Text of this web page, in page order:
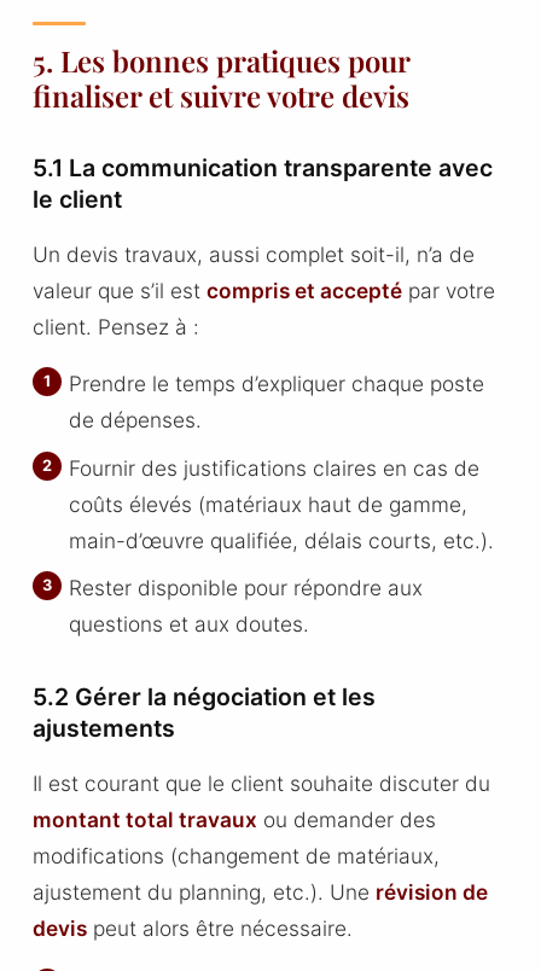
5. Les bonnes pratiques pour
finaliser et suivre votre devis
5.1 La communication transparente avec
le client
Un devis travaux, aussi complet soit-il, n’a de
valeur que s’il est compris et acceptépar votre
client. Pensez à :
Prendre le temps d’expliquer chaque poste
de dépenses.
Fournir des justifications claires en cas de
coûts élevés (matériaux haut de gamme,
main-d’œuvre qualifiée, délais courts, etc.).
Rester disponible pour répondre aux
questions et aux doutes.
5.2 Gérer la négociation et les
ajustements
Il est courant que le client souhaite discuter du
montant total travaux ou demander des
modifications (changement de matériaux,
ajustement du planning, etc.). Une révision de
devispeut alors être nécessaire.